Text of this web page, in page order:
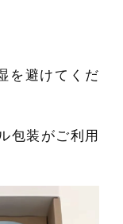
を避けてくだ
包装がご利用